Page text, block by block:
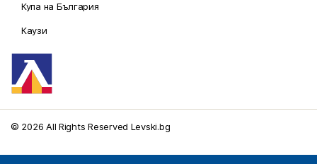
Купа на България
Каузи
© 2026 All Rights Reserved Levski.bg